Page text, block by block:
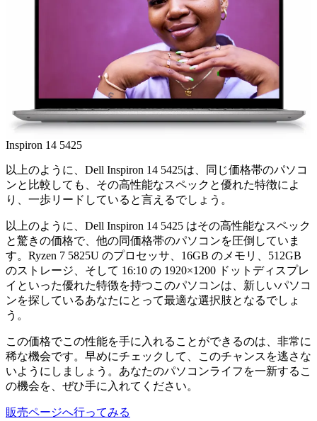
Inspiron 14 5425
以上のように、Dell Inspiron 14 5425は、同じ価格帯のパソコ
ンと比較しても、その高性能なスペックと優れた特徴によ
り、一歩リードしていると言えるでしょう。
以上のように、Dell Inspiron 14 5425 はその高性能なスペック
と驚きの価格で、他の同価格帯のパソコンを圧倒していま
す。Ryzen 7 5825U のプロセッサ、16GB のメモリ、512GB
のストレージ、そして 16:10 の 1920×1200 ドットディスプレ
イといった優れた特徴を持つこのパソコンは、新しいパソコ
ンを探しているあなたにとって最適な選択肢となるでしょ
う。
この価格でこの性能を手に入れることができるのは、非常に
稀な機会です。早めにチェックして、このチャンスを逃さな
いようにしましょう。あなたのパソコンライフを一新するこ
の機会を、ぜひ手に入れてください。
販売ページへ行ってみる